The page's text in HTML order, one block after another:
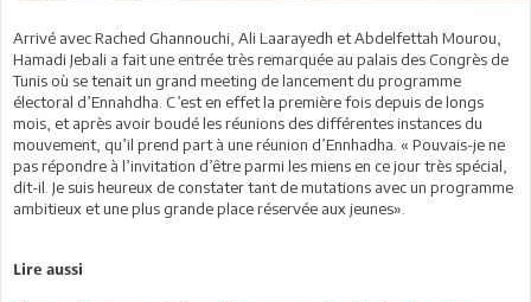
Arrivé avec Rached Ghannouchi, Ali Laarayedh et Abdelfettah Mourou,
Hamadi Jebali a fait une entrée très remarquée au palais des Congrès de
Tunis où se tenait un grand meeting de lancement du programme
électoral d’Ennahdha. C’est en effet la première fois depuis de longs
mois, et après avoir boudé les réunions des différentes instances du
mouvement, qu’il prend part à une réunion d’Ennhadha. « Pouvais-je ne
pas répondre à l’invitation d’être parmi les miens en ce jour très spécial,
dit-il. Je suis heureux de constater tant de mutations avec un programme
ambitieux et une plus grande place réservée aux jeunes».
Lire aussi